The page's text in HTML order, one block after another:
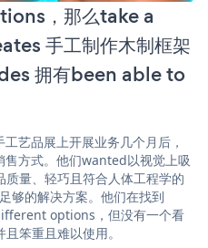
，那么take a
手工制作木制框架
拥有been able to
艺品展上开展业务几个月后，
方式。他们wanted以视觉上吸
量、轻巧且符合人体工程学的
够的解决方案。他们在找到
options，但没有一个看
笨重且难以使用。